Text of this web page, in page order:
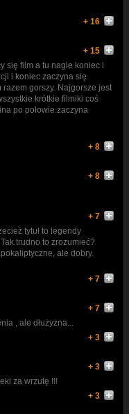
+ 16
+ 15
się film a tu nagle koniec i
i koniec zaczyna się
gorszy. Najgorsze jest
krótkie filmiki coś
po połowie zaczyna
+ 8
+ 8
+ 7
tytuł to legendy
trudno to zrozumieć?
ale dobry.
+ 7
+ 7
, ale dłużyzna...
+ 3
+ 3
za wrzutę !!!
+ 3